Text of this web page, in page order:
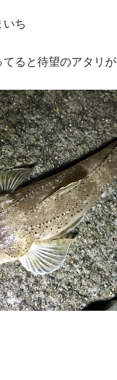
いち
ると待望のアタリが